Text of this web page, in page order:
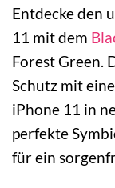
Entdecke den
11 mit dem
Forest Green.
Schutz mit
iPhone 11 in
perfekte
für ein